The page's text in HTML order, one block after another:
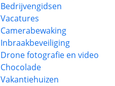
Bedrijvengidsen
Vacatures
Camerabewaking
Inbraakbeveiliging
Drone fotografie en video
Chocolade
Vakantiehuizen